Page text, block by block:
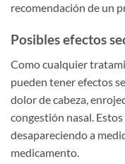
recomendación de un
Posibles efectos
Como cualquier
pueden tener efectos
dolor de cabeza,
congestión nasal.
desapareciendo a
medicamento.